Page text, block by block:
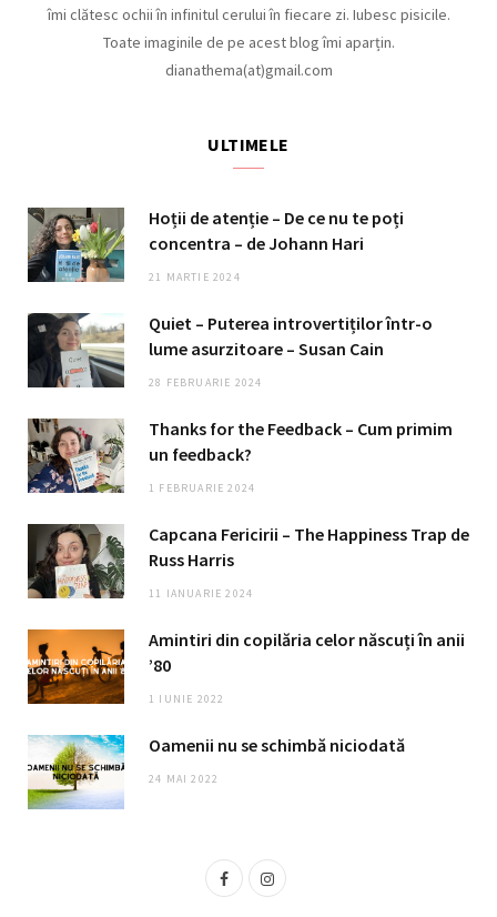
îmi clătesc ochii în infinitul cerului în fiecare zi. Iubesc pisicile.
Toate imaginile de pe acest blog îmi aparțin.
dianathema(at)gmail.com
ULTIMELE
Hoții de atenție – De ce nu te poți
concentra – de Johann Hari
21 MARTIE 2024
Quiet – Puterea introvertiților într-o
lume asurzitoare – Susan Cain
28 FEBRUARIE 2024
Thanks for the Feedback – Cum primim
un feedback?
1 FEBRUARIE 2024
Capcana Fericirii – The Happiness Trap de
Russ Harris
11 IANUARIE 2024
Amintiri din copilăria celor născuți în anii
’80
1 IUNIE 2022
Oamenii nu se schimbă niciodată
24 MAI 2022
F
I